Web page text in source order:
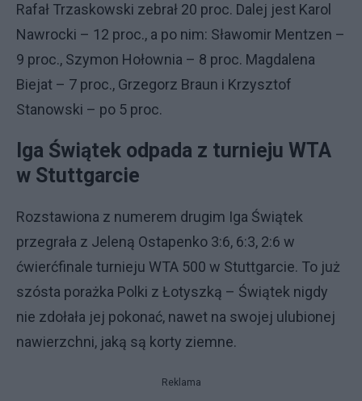
Rafał Trzaskowski zebrał 20 proc. Dalej jest Karol
Nawrocki – 12 proc., a po nim: Sławomir Mentzen –
9 proc., Szymon Hołownia – 8 proc. Magdalena
Biejat – 7 proc., Grzegorz Braun i Krzysztof
Stanowski – po 5 proc.
Iga Świątek odpada z turnieju WTA
w Stuttgarcie
Rozstawiona z numerem drugim Iga Świątek
przegrała z Jeleną Ostapenko 3:6, 6:3, 2:6 w
ćwierćfinale turnieju WTA 500 w Stuttgarcie. To już
szósta porażka Polki z Łotyszką – Świątek nigdy
nie zdołała jej pokonać, nawet na swojej ulubionej
nawierzchni, jaką są korty ziemne.
Reklama